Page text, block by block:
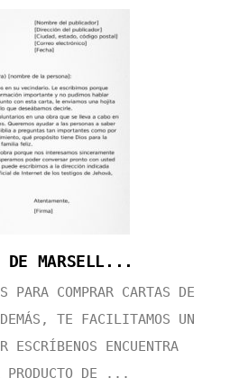
DE MARSELL...
PARA COMPRAR CARTAS DE
TE FACILITAMOS UN
ESCRÍBENOS ENCUENTRA
PRODUCTO DE ...